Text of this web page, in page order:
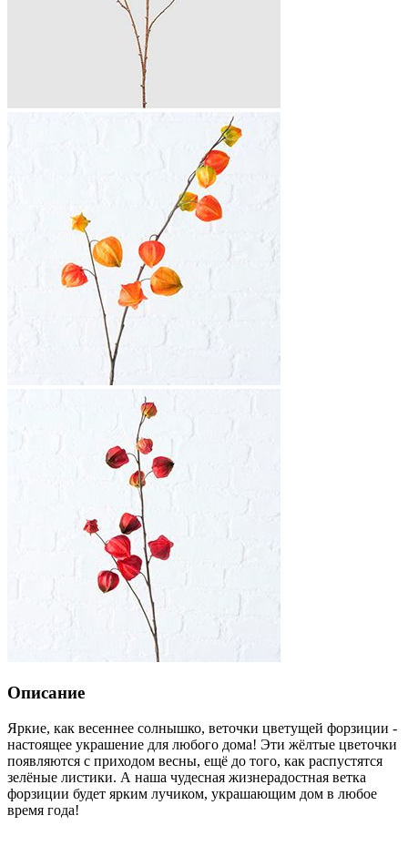
Описание
Яркие, как весеннее солнышко, веточки цветущей форзиции -
настоящее украшение для любого дома! Эти жёлтые цветочки
появляются с приходом весны, ещё до того, как распустятся
зелёные листики. А наша чудесная жизнерадостная ветка
форзиции будет ярким лучиком, украшающим дом в любое
время года!